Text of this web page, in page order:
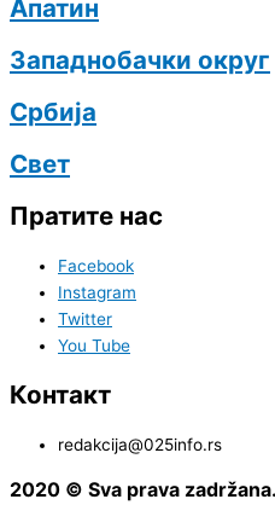
Апатин
Западнобачки округ
Србија
Свет
Пратите нас
Facebook
Instagram
Twitter
You Tube
Контакт
redakcija@025info.rs
2020 © Sva prava